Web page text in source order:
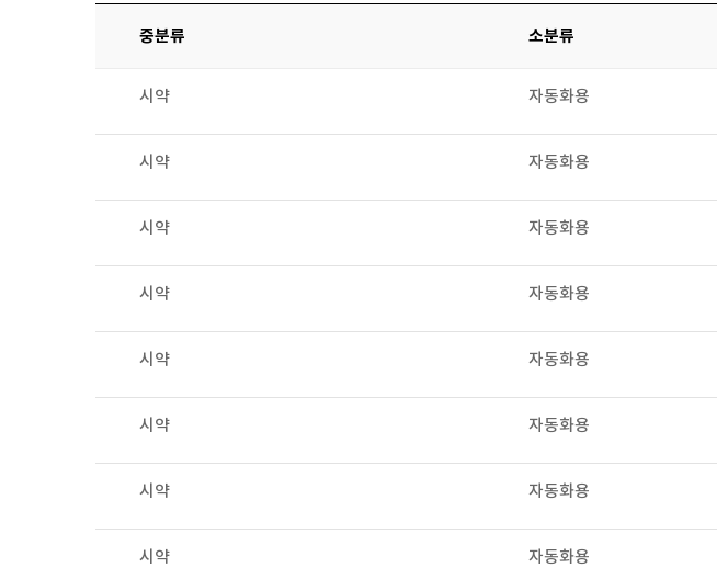
중분류 소분류
시약 자동화용
시약 자동화용
시약 자동화용
시약 자동화용
시약 자동화용
시약 자동화용
시약 자동화용
시약 자동화용